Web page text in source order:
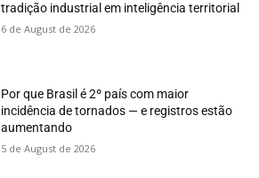
tradição industrial em inteligência territorial
6 de August de 2026
Por que Brasil é 2º país com maior
incidência de tornados — e registros estão
aumentando
5 de August de 2026